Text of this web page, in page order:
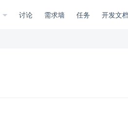
讨论 需求墙 任务 开发文档